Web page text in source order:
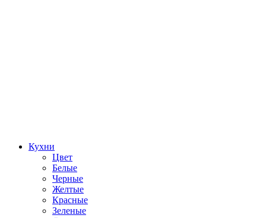
Кухни
Цвет
Белые
Черные
Желтые
Красные
Зеленые